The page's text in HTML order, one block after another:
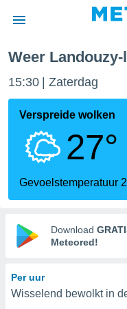
door
verstrekte
hoge
hebt de
voor
op basis
Weer
15:30 Zaterdag
Verspreide wolken
27°
Gevoelstemperatuur
Download
Meteored!
Per uur
Wisselend bewolkt in